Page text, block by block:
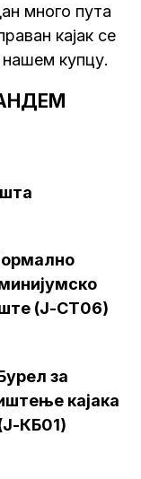
много пута
кајак се
купцу.
(Ј-СТ06)
за
кајака
КБ01)